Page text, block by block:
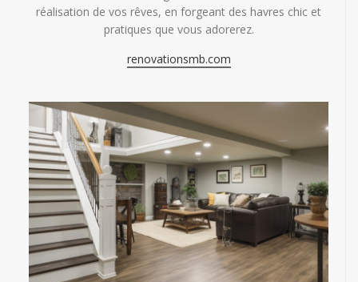
réalisation de vos rêves, en forgeant des havres chic et
pratiques que vous adorerez.
renovationsmb.com